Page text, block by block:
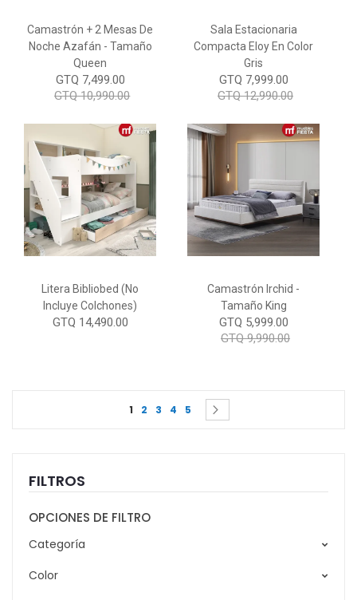
Camastrón + 2 Mesas De
Noche Azafán - Tamaño
Queen
GTQ 7,499.00
GTQ 10,990.00
Sala Estacionaria
Compacta Eloy En Color
Gris
GTQ 7,999.00
GTQ 12,990.00
Litera Bibliobed (No
Incluye Colchones)
GTQ 14,490.00
Camastrón Irchid -
Tamaño King
GTQ 5,999.00
GTQ 9,990.00
Page
You're currently reading page
1 Page
2 Page
3 Page
4 Page
5 Page
FILTROS
OPCIONES DE FILTRO
Categoría
Color